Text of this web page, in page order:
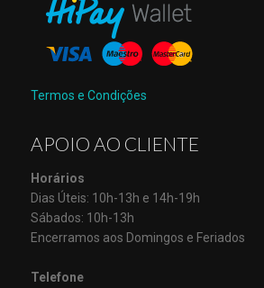
Termos e Condições
APOIO AO CLIENTE
Horários
Dias Úteis: 10h-13h e 14h-19h
Sábados: 10h-13h
Encerramos aos Domingos e Feriados
Telefone